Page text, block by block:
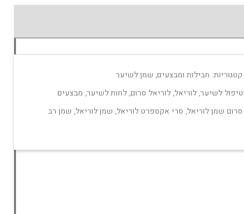
קטגוריות: חבילות ומבצעים, שמן לשיער
טיפול לשיער,לוריאל,לוריאל סרום,לחות לשיער, מבצעים
סרום שמן לוריאל, סרי אקספרט לוריאל, שמן לוריאל, שמן רב